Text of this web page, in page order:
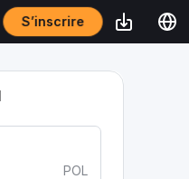
S’inscrire
POL